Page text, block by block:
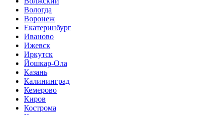
Вологда
Воронеж
Екатеринбург
Иваново
Ижевск
Иркутск
Йошкар-Ола
Казань
Калининград
Кемерово
Киров
Кострома